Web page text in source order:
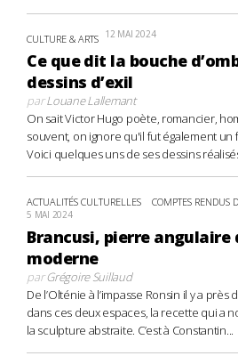
CULTURE & ARTS 12 MAI 2024
Ce que dit la bouche
dessins d’exil
parLouane Lallemant
On sait Victor Hugo poète, romancier,
souvent, on ignore qu'il fut également
Voici quelques uns de ses dessins
ACTUALITÉS CULTURELLES COMPTES RENDUS
5 MAI 2024
Brancusi, pierre angulaire
moderne
parGrégoire Suillaud
De l’Olténie à l’impasse Ronsin il y a près
dans ces deux espaces, la recette qui a
la sculpture abstraite. C’est à Constantin...